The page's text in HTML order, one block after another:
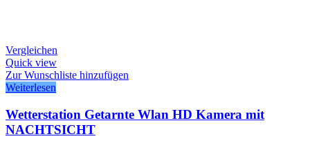
Vergleichen
Quick view
Zur Wunschliste hinzufügen
Weiterlesen
Wetterstation Getarnte Wlan HD Kamera mit
NACHTSICHT